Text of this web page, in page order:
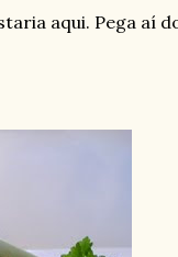
aqui. Pega aí